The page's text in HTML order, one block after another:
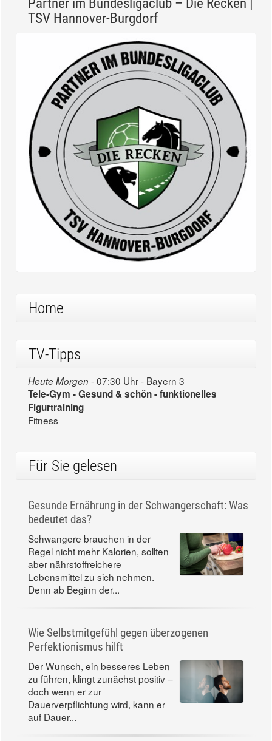
TSV Hannover-Burgdorf
Home
TV-Tipps
Heute Morgen -07:30 Uhr - Bayern 3
Tele-Gym - Gesund & schön - funktionelles
Figurtraining
Fitness
Für Sie gelesen
Gesunde Ernährung in der Schwangerschaft: Was
bedeutet das?
Schwangere brauchen in der
Regel nicht mehr Kalorien, sollten
aber nährstoffreichere
Lebensmittel zu sich nehmen.
Denn ab Beginn der...
Wie Selbstmitgefühl gegen überzogenen
Perfektionismus hilft
Der Wunsch, ein besseres Leben
zu führen, klingt zunächst positiv –
doch wenn er zur
Dauerverpflichtung wird, kann er
auf Dauer...